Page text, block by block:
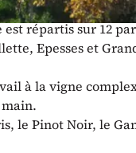
au coeur de
répartis sur 12
Epesses et
à la vigne
le Pinot Noir, le